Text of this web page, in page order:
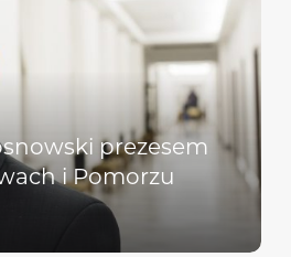
prezesem
i Pomorzu